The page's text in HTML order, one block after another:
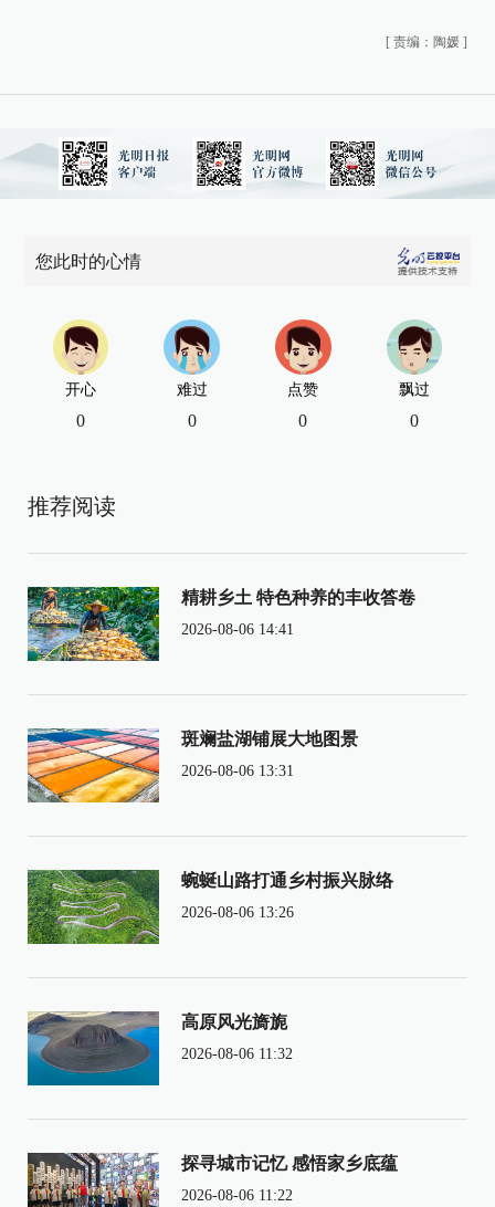
[ 责编：陶媛 ]
您此时的心情
开心
0
难过
0
点赞
0
飘过
0
推荐阅读
精耕乡土 特色种养的丰收答卷
2026-08-06 14:41
斑斓盐湖铺展大地图景
2026-08-06 13:31
蜿蜒山路打通乡村振兴脉络
2026-08-06 13:26
高原风光旖旎
2026-08-06 11:32
探寻城市记忆 感悟家乡底蕴
2026-08-06 11:22